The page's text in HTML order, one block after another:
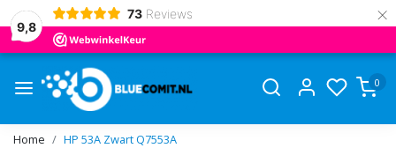
9,8
73 Reviews ×
0
Home HP 53A Zwart Q7553A